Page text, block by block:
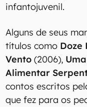
infantojuvenil.
Alguns de seus
títulos como Doze
Vento (2006),
Alimentar
contos escritos
que fez para os